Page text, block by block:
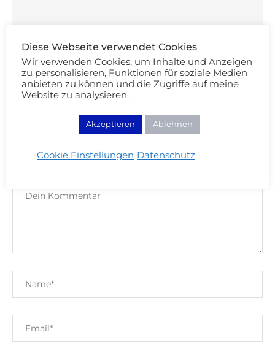
Sommer Kapsel Garderobe 2022
KOMMENTIEREN
Diese Webseite verwendet Cookies
Wir verwenden Cookies, um Inhalte und Anzeigen
zu personalisieren, Funktionen für soziale Medien
anbieten zu können und die Zugriffe auf meine
Website zu analysieren.
Akzeptieren Ablehnen
Cookie Einstellungen Datenschutz